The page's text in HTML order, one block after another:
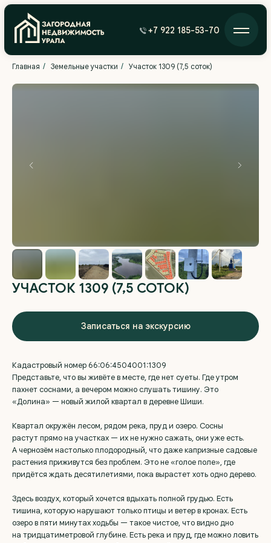
Главная / Земельные участки / Участок 1309 (7,5 соток)
УЧАСТОК 1309 (7,5 СОТОК)
Записаться на экскурсию
Кадастровый номер 66:06:4504001:1309
Представьте, что вы живёте в месте, где нет суеты. Где утром
пахнет соснами, а вечером можно слушать тишину. Это
«Долина» — новый жилой квартал в деревне Шиши.
Квартал окружён лесом, рядом река, пруд и озеро. Сосны
растут прямо на участках — их не нужно сажать, они уже есть.
А чернозём настолько плодородный, что даже капризные садовые
растения приживутся без проблем. Это не «голое поле», где
придётся ждать десятилетиями, пока вырастет хоть одно дерево.
Здесь воздух, который хочется вдыхать полной грудью. Есть
тишина, которую нарушают только птицы и ветер в кронах. Есть
озеро в пяти минутах ходьбы — такое чистое, что видно дно
на тридцатиметровой глубине. Есть река и пруд, где можно ловить
От Екатеринбурга — всего полчаса на машине. Или
сорок минут на электричке, остановка которой
в 500 метрах. Но когда въезжаешь в «Долину»,
кажется, что город остался в другой жизни.
«Долина» — посёлок,
из которогоне хочется